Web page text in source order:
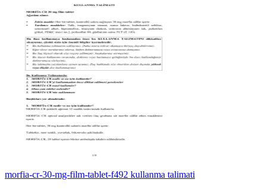
morfia-cr-30-mg-film-tablet-f492 kullanma talimati